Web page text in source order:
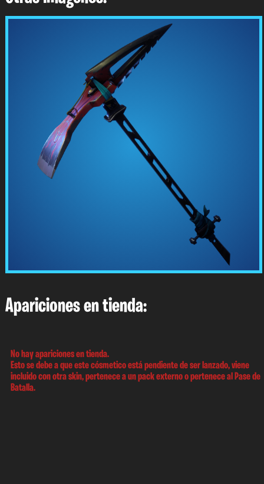
Apariciones en tienda:
No hay apariciones en tienda.
Esto se debe a que este cósmetico está pendiente de ser lanzado, viene
incluido con otra skin, pertenece a un pack externo o pertenece al Pase de
Batalla.